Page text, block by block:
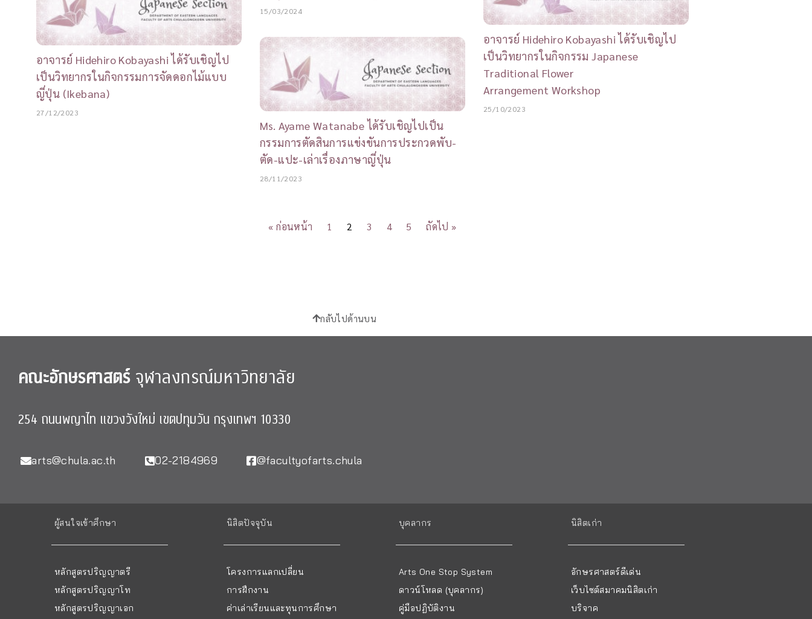
15/03/2024
อาจารย์ Hidehiro Kobayashi ได้รับเชิญไป
เป็นวิทยากรในกิจกรรมการจัดดอกไม้แบบ
ญี่ปุ่น (Ikebana)
27/12/2023
Ms. Ayame Watanabe ได้รับเชิญไปเป็น
กรรมการตัดสินการแข่งขันการประกวดพับ-
ตัด-แปะ-เล่าเรื่องภาษาญี่ปุ่น
28/11/2023
อาจารย์ Hidehiro Kobayashi ได้รับเชิญไป
เป็นวิทยากรในกิจกรรม Japanese
Traditional Flower
Arrangement Workshop
25/10/2023
« ก่อนหน้า 1 2 3 4 5 ถัดไป »
กลับไปด้านบน
คณะอักษรศาสตร์จุฬาลงกรณ์มหาวิทยาลัย
254 ถนนพญาไท แขวงวังใหม่ เขตปทุมวัน กรุงเทพฯ 10330
arts@chula.ac.th 02-2184969 @facultyofarts.chula
ผู้สนใจเข้าศึกษา
หลักสูตรปริญญาตรี
หลักสูตรปริญญาโท
หลักสูตรปริญญาเอก
นิสิตปัจจุบัน
โครงการแลกเปลี่ยน
การฝึกงาน
ค่าเล่าเรียนและทุนการศึกษา
บุคลากร
Arts One Stop System
ดาวน์โหลด (บุคลากร)
คู่มือปฏิบัติงาน
นิสิตเก่า
อักษรศาสตร์ดีเด่น
เว็บไซต์สมาคมนิสิตเก่า
บริจาค